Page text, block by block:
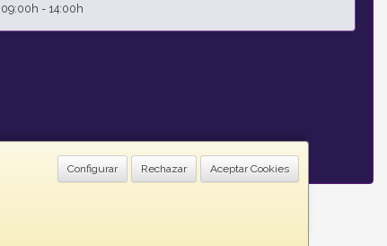
Configurar Rechazar Aceptar Cookies
09:00h - 14:00h